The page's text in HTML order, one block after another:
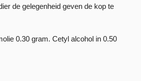
de gelegenheid geven de kop te
0.30 gram. Cetyl alcohol in 0.50